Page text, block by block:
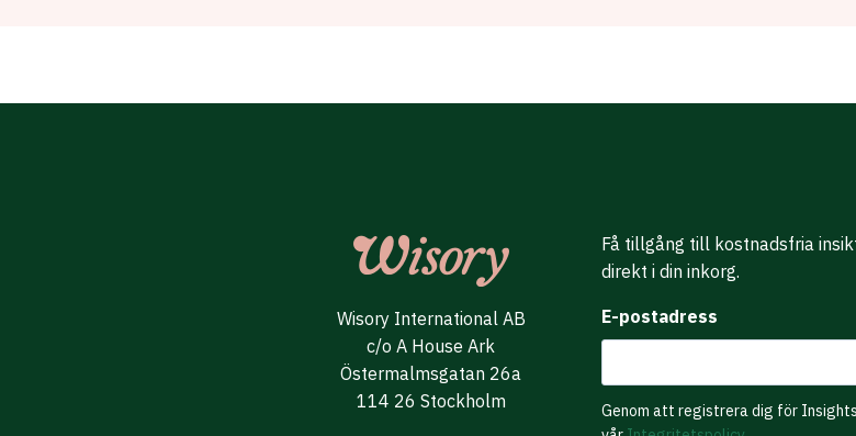
Wisory International AB
c/o A House Ark
Östermalmsgatan 26a
114 26 Stockholm
Få tillgång till kostnadsfria
direkt i din inkorg.
E-postadress
Genom att registrera dig för